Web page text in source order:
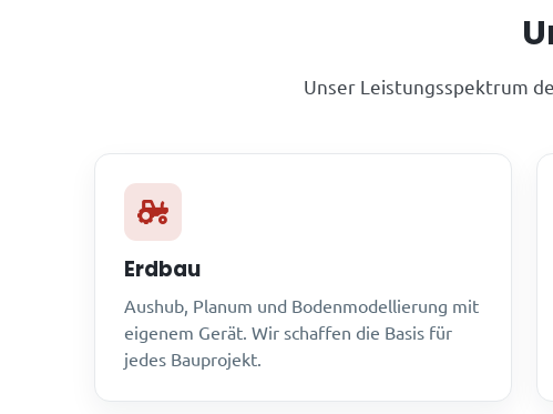
Unser Leistungsspektrum
Erdbau
Aushub, Planum und Bodenmodellierung mit
eigenem Gerät. Wir schaffen die Basis für
jedes Bauprojekt.